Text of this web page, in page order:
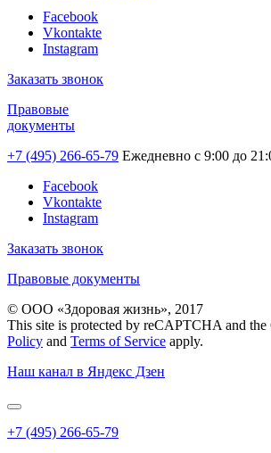
Facebook
Vkontakte
Instagram
Заказать звонок
Правовые
документы
+7 (495) 266-65-79 Ежедневно с 9:00 до
Facebook
Vkontakte
Instagram
Заказать звонок
Правовые документы
© ООО «Здоровая жизнь», 2017
This site is protected by reCAPTCHA and the
Policy and Terms of Service apply.
Наш канал в Яндекс Дзен
+7 (495) 266-65-79